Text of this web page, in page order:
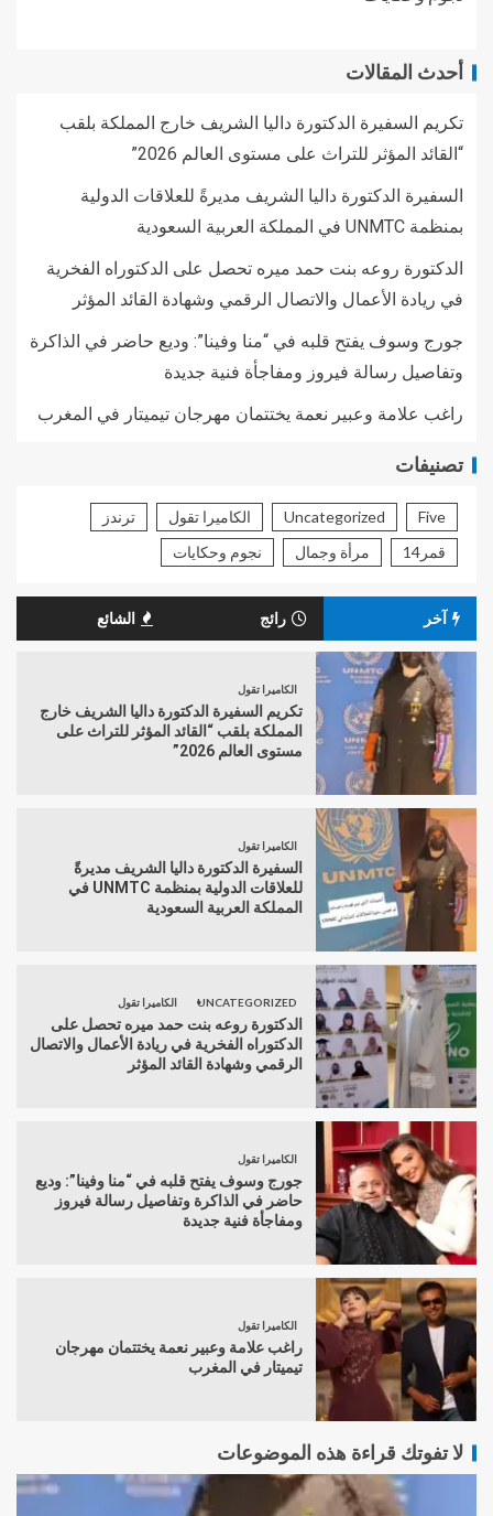
أحدث المقالات
تكريم السفيرة الدكتورة داليا الشريف خارج المملكة بلقب
“القائد المؤثر للتراث على مستوى العالم 2026”
السفيرة الدكتورة داليا الشريف مديرةً للعلاقات الدولية
بمنظمة UNMTC في المملكة العربية السعودية
الدكتورة روعه بنت حمد ميره تحصل على الدكتوراه الفخرية
في ريادة الأعمال والاتصال الرقمي وشهادة القائد المؤثر
جورج وسوف يفتح قلبه في “منا وفينا”: وديع حاضر في الذاكرة
وتفاصيل رسالة فيروز ومفاجأة فنية جديدة
راغب علامة وعبير نعمة يختتمان مهرجان تيميتار في المغرب
تصنيفات
Five
Uncategorized الكاميرا تقول
ترندز
قمر14
مرأة وجمال نجوم وحكايات
آخر رائج الشائع
الكاميرا تقول
تكريم السفيرة الدكتورة داليا الشريف خارج
المملكة بلقب “القائد المؤثر للتراث على
مستوى العالم 2026”
الكاميرا تقول
السفيرة الدكتورة داليا الشريف مديرةً
للعلاقات الدولية بمنظمة UNMTC في
المملكة العربية السعودية
UNCATEGORIZED الكاميرا تقول
الدكتورة روعه بنت حمد ميره تحصل على
الدكتوراه الفخرية في ريادة الأعمال والاتصال
الرقمي وشهادة القائد المؤثر
الكاميرا تقول
جورج وسوف يفتح قلبه في “منا وفينا”: وديع
حاضر في الذاكرة وتفاصيل رسالة فيروز
ومفاجأة فنية جديدة
الكاميرا تقول
راغب علامة وعبير نعمة يختتمان مهرجان
تيميتار في المغرب
لا تفوتك قراءة هذه الموضوعات